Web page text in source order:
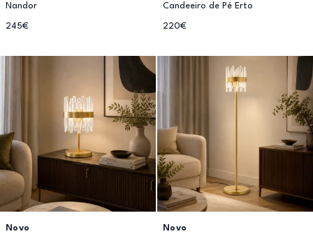
Nandor
245€
Candeeiro de Pé Erto
220€
Novo
Novo